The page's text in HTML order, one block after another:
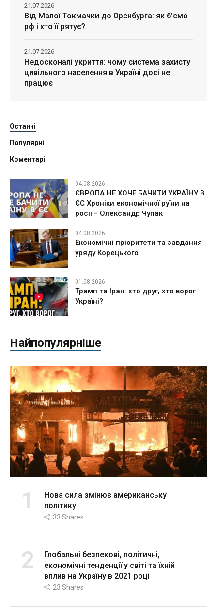
Від Малої Токмачки до Оренбурга: як б’ємо
рф і хто її рятує?
21.07.2026
Недосконалі укриття: чому система захисту
цивільного населення в Україні досі не
працює
21.07.2026
Останні
Популярні
Коментарі
04.08.2026
ЄВРОПА НЕ ХОЧЕ БАЧИТИ УКРАЇНУ В
ЄС Хроніки економічної руїни на
росії – Олександр Чупак
04.08.2026
Економічні пріоритети та завдання
уряду Корецького
01.08.2026
Трамп та Іран: хто друг, хто ворог
Україні?
Найпопулярніше
1
Нова сила змінює американську
політику
33 Shares
2
Глобальні безпекові, політичні,
економічні тенденції у світі та їхній
вплив на Україну в 2021 році
23 Shares